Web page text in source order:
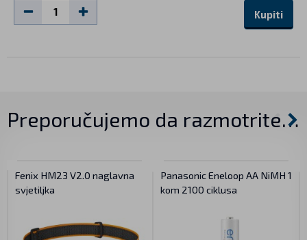
Kupiti
Preporučujemo da razmotrite…
Fenix HM23 V2.0 naglavna
svjetiljka
Panasonic Eneloop AA NiMH 1
kom 2100 ciklusa